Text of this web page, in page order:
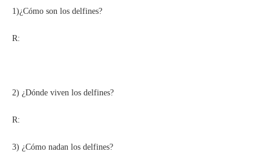
1)¿Cómo son los delfines?
R:
2) ¿Dónde viven los delfines?
R:
3) ¿Cómo nadan los delfines?